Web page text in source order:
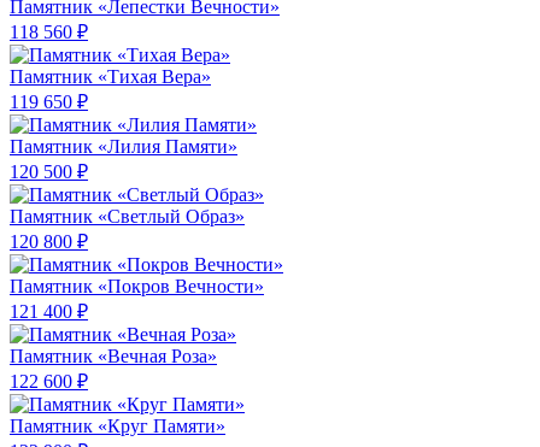
Памятник «Лепестки Вечности»
118 560 ₽
Памятник «Тихая Вера»
119 650 ₽
Памятник «Лилия Памяти»
120 500 ₽
Памятник «Светлый Образ»
120 800 ₽
Памятник «Покров Вечности»
121 400 ₽
Памятник «Вечная Роза»
122 600 ₽
Памятник «Круг Памяти»